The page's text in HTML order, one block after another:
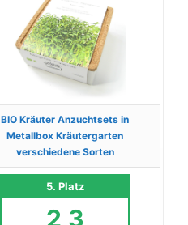
BIO Kräuter Anzuchtsets in
Metallbox Kräutergarten
verschiedene Sorten
5. Platz
2,3